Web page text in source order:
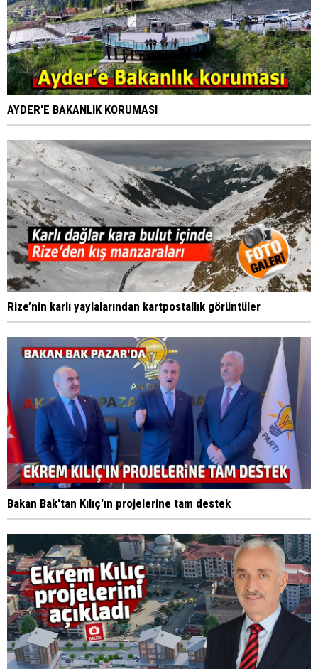
AYDER'E BAKANLIK KORUMASI
Rize’nin karlı yaylalarından kartpostallık görüntüler
Bakan Bak'tan Kılıç'ın projelerine tam destek